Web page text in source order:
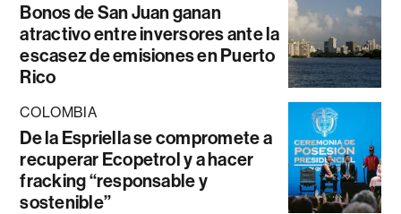
Bonos de San Juan ganan
atractivo entre inversores ante la
escasez de emisiones en Puerto
Rico
COLOMBIA
De la Espriella se compromete a
recuperar Ecopetrol y a hacer
fracking “responsable y
sostenible”